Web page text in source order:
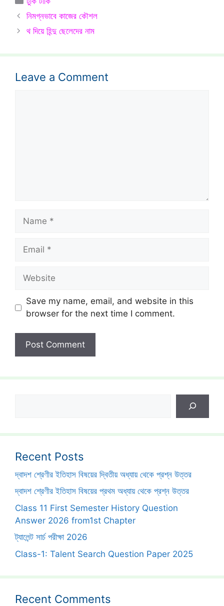
নিমগ্নভাবে কাজের কৌশল
থ দিয়ে হিন্দু ছেলেদের নাম
Leave a Comment
Name
Email
Website
Save my name, email, and website in this
browser for the next time I comment.
Recent Posts
দ্বাদশ শ্রেণীর ইতিহাস বিষয়ের দ্বিতীয় অধ্যায় থেকে প্রশ্ন উত্তর
দ্বাদশ শ্রেণীর ইতিহাস বিষয়ের প্রথম অধ্যায় থেকে প্রশ্ন উত্তর
Class 11 First Semester History Question
Answer 2026 from1st Chapter
ট্যালেন্ট সার্চ পরীক্ষা 2026
Class-1: Talent Search Question Paper 2025
Recent Comments